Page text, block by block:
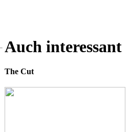
Auch interessant
The Cut